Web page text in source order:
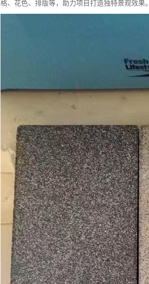
格、花色、排版等，助力项目打造独特景观效果。